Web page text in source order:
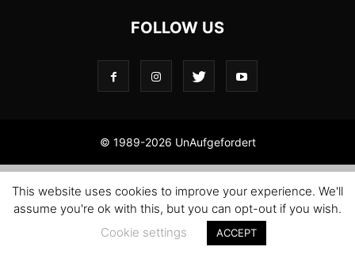
FOLLOW US
© 1989-2026 UnAufgefordert
This website uses cookies to improve your experience. We'll
assume you're ok with this, but you can opt-out if you wish.
Cookie settings
ACCEPT